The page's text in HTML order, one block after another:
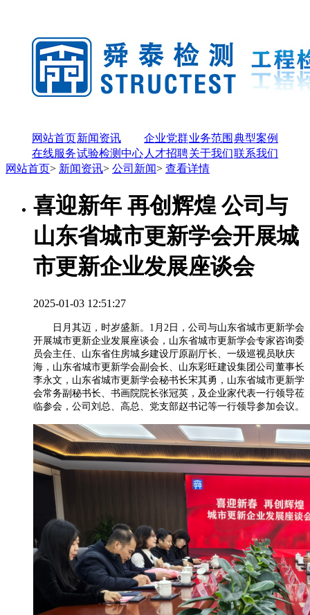
网站首页新闻资讯 企业党群业务范围 典型案例
在线服务试验检测中心 人才招聘关于我们联系我们
网站首页> 新闻资讯> 公司新闻> 查看详情
喜迎新年 再创辉煌 公司与
山东省城市更新学会开展城
市更新企业发展座谈会
2025-01-03 12:51:27
日月其迈，时岁盛新。 1月2日，公司与山东省城市更新学会
开展城市更新企业发展座谈会，山东省城市更新学会专家咨询委
员会主任、山东省住房城乡建设厅原副厅长、一级巡视员耿庆
海，山东省城市更新学会副会长、山东彩旺建设集团公司董事长
李永文，山东省城市更新学会秘书长宋其勇，山东省城市更新学
会常务副秘书长、书画院院长张冠英，及企业家代表一行领导莅
临参会，公司刘总、高总、党支部赵书记等一行领导参加会议。